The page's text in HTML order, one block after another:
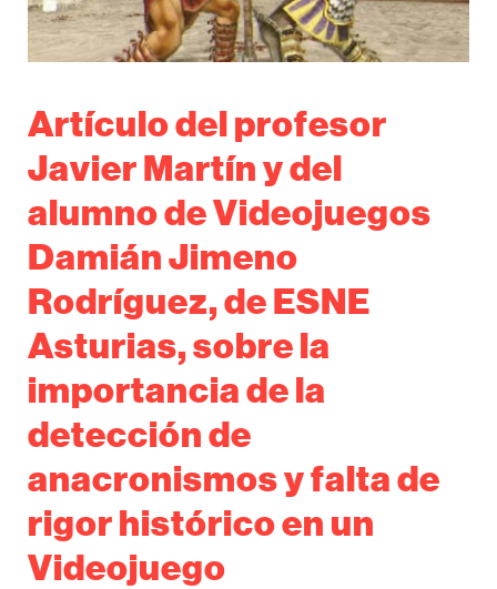
Artículo del profesor
Javier Martín y del
alumno de Videojuegos
Damián Jimeno
Rodríguez, de ESNE
Asturias, sobre la
importancia de la
detección de
anacronismos y falta de
rigor histórico en un
Videojuego